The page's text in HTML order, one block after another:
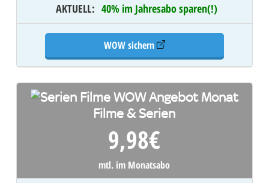
AKTUELL: 40% im Jahresabo sparen(!)
WOW sichern
Filme & Serien
9,98€
mtl. im Monatsabo